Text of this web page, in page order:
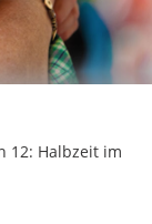
12: Halbzeit im